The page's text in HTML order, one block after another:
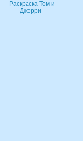
Раскраска Том и
Джерри